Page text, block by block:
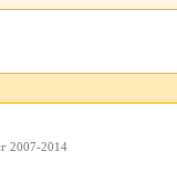
2007-2014